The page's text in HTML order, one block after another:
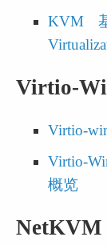
KVM
Virtio-
Virtio-
Virtio-
概览
NetKVM